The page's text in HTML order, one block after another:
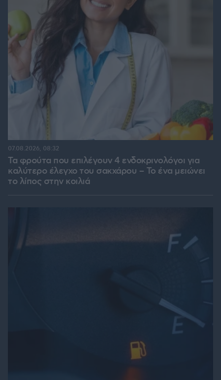
Τα φρούτα που επιλέγουν 4 ενδοκρινολόγοι για
καλύτερο έλεγχο του σακχάρου – Το ένα μειώνει
το λίπος στην κοιλιά
07.08.2026, 08:32